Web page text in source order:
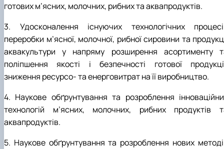
готових м’ясних, молочних, рибних та аквапродуктів.
3. Удосконалення існуючих технологічних
переробки м’ясної, молочної, рибної сировини та
аквакультури у напряму розширення асортименту
поліпшення якості і безпечності готової
зниження ресурсо- та енерговитрат на її виробництво.
4. Наукове обґрунтування та розроблення
технологій м’ясних, молочних, рибних продуктів
аквапродуктів.
5. Наукове обґрунтування та розроблення нових